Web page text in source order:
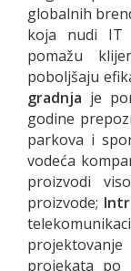
globalnih
koja nudi IT
pomažu
poboljšaju
gradnja je
godine
parkova i
vodeća
proizvodi
proizvode;
projekata po